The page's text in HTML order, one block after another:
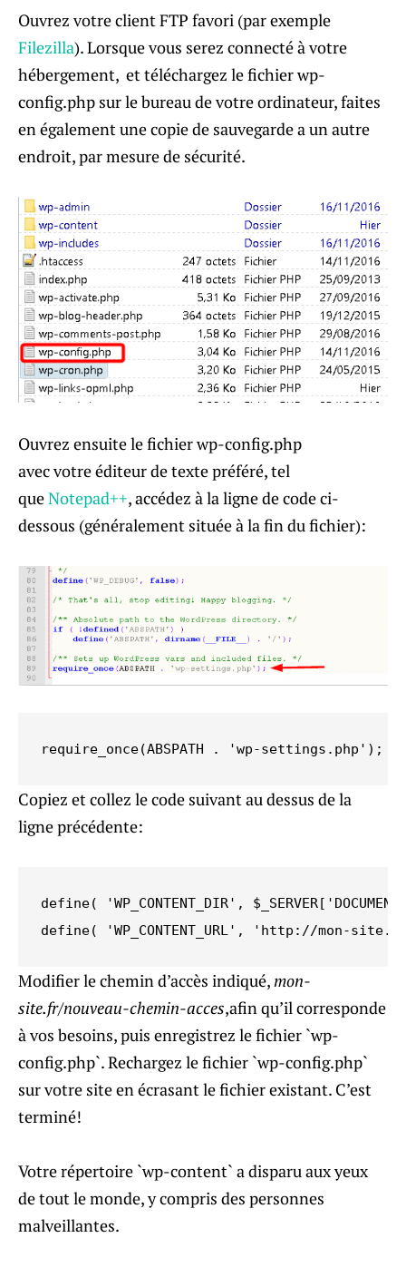
Ouvrez votre client FTP favori (par exemple
Filezilla). Lorsque vous serez connecté à votre
hébergement, et téléchargez le fichier wp-
config.php sur le bureau de votre ordinateur, faites
en également une copie de sauvegarde a un autre
endroit, par mesure de sécurité.
Ouvrez ensuite le fichier wp-config.php
avec votre éditeur de texte préféré, tel
queNotepad++, accédez à la ligne de code ci-
dessous (généralement située à la fin du fichier):
require_once(ABSPATH . 'wp-settings.php');
Copiez et collez le code suivant au dessus de la
ligne précédente:
define( 'WP_CONTENT_DIR',
define( 'WP_CONTENT_URL', 'http://mon-
Modifier le chemin d’accès indiqué, mon-
site.fr/nouveau-chemin-acces,afin qu’il corresponde
à vos besoins, puis enregistrez le fichier `wp-
config.php`. Rechargez le fichier `wp-config.php`
sur votre site en écrasant le fichier existant. C’est
terminé!
Votre répertoire `wp-content` a disparu aux yeux
de tout le monde, y compris des personnes
malveillantes.